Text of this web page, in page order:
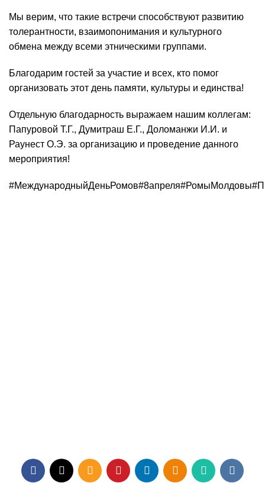
Мы верим, что такие встречи способствуют развитию
толерантности, взаимопонимания и культурного
обмена между всеми этническими группами.
Благодарим гостей за участие и всех, кто помог
организовать этот день памяти, культуры и единства!
Отдельную благодарность выражаем нашим коллегам:
Папуровой Т.Г., Думитраш Е.Г., Доломанжи И.И. и
Раунест О.Э. за организацию и проведение данного
мероприятия!
#МеждународныйДеньРомов#8апреля#РомыМолдовы